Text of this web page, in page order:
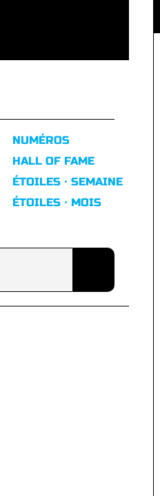
NUMÉROS
HALL OF FAME
ÉTOILES · SEMAINE
ÉTOILES · MOIS